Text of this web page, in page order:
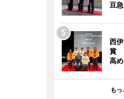
豆
西
賞
高
も